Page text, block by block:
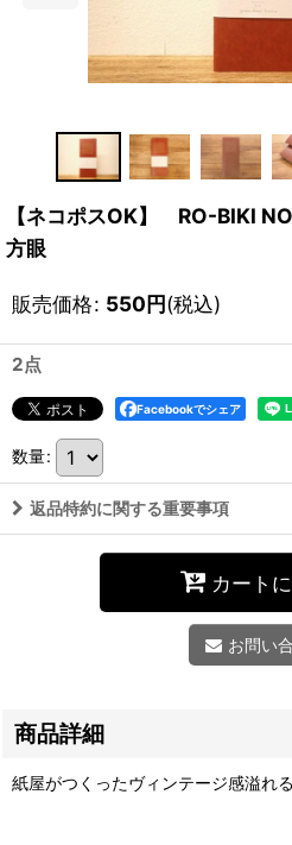
【ネコポスOK】 RO-BIKI
方眼
販売価格: 550円(税込)
2点
Facebookでシェア
数量:
返品特約に関する重要事項
カート
お問い
商品詳細
紙屋がつくったヴィンテージ感溢れ